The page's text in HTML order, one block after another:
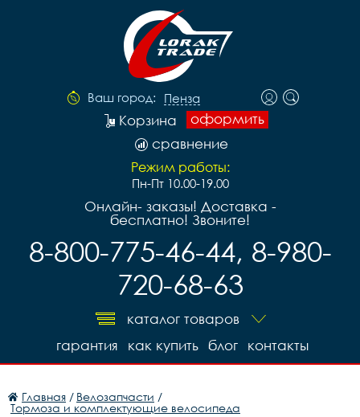
Ваш город: Пенза
оформить
Корзина
сравнение
Режим работы:
Пн-Пт 10.00-19.00
Онлайн- заказы! Доставка -
бесплатно! Звоните!
8-800-775-46-44, 8-980-
720-68-63
каталог товаров
контакты
блог
как купить
гарантия
Главная / Велозапчасти /
Тормоза и комплектующие велосипеда